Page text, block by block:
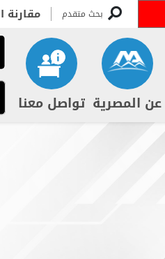
بحث متقدم مقارنة
عن المصرية تواصل معنا